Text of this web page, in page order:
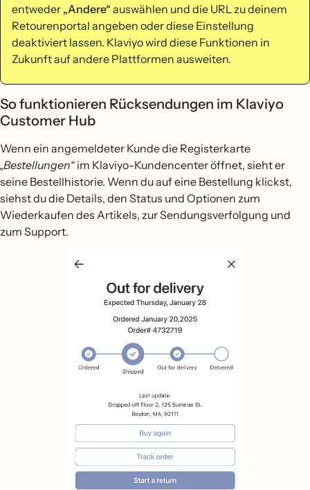
entweder „Andere“ auswählen und die URL zu deinem
Retourenportal angeben oder diese Einstellung
deaktiviert lassen. Klaviyo wird diese Funktionen in
Zukunft auf andere Plattformen ausweiten.
So funktionieren Rücksendungen im Klaviyo
Customer Hub
Wenn ein angemeldeter Kunde die Registerkarte
„Bestellungen“ im Klaviyo-Kundencenter öffnet, sieht er
seine Bestellhistorie. Wenn du auf eine Bestellung klickst,
siehst du die Details, den Status und Optionen zum
Wiederkaufen des Artikels, zur Sendungsverfolgung und
zum Support.